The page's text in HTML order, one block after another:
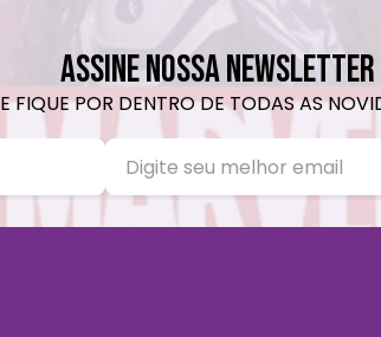
ASSINE NOSSA NEWSLETTER
E FIQUE POR DENTRO DE TODAS AS